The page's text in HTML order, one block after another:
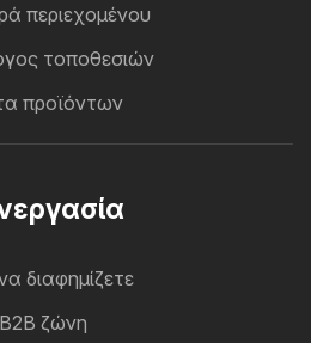
περιεχομένου
τοποθεσιών
προϊόντων
διαφημίζετε
B2B ζώνη